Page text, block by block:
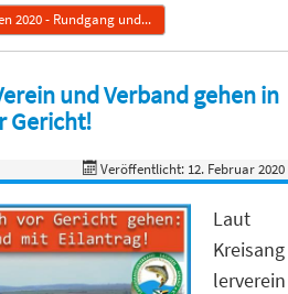
2020 - Rundgang und...
und Verband gehen in
Gericht!
Veröffentlicht: 12. Februar 2020
Laut
Kreisang
lerverein